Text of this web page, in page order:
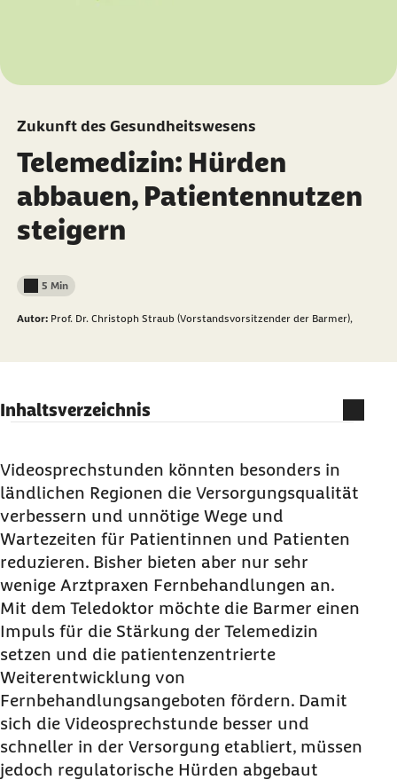
Zukunft des Gesundheitswesens
Telemedizin: Hürden
abbauen, Patientennutzen
steigern
Lesedauer weniger als
5 Min
Autor: Prof. Dr. Christoph Straub (Vorstandsvorsitzender der Barmer),
Inhaltsverzeichnis
Versorgungsqualität
Viel zu wenige Arztpraxen bieten eine
Fernbehandlung an
Der Teledoktor: Familiensprechstunde und
Hautarzt per Video
Regulatorische Hürden für die
Videosprechstunde abbauen
Videosprechstunden könnten besonders in
ländlichen Regionen die Versorgungsqualität
verbessern und unnötige Wege und
Wartezeiten für Patientinnen und Patienten
reduzieren. Bisher bieten aber nur sehr
wenige Arztpraxen Fernbehandlungen an.
Mit dem Teledoktor möchte die Barmer einen
Impuls für die Stärkung der Telemedizin
setzen und die patientenzentrierte
Weiterentwicklung von
Fernbehandlungsangeboten fördern. Damit
sich die Videosprechstunde besser und
schneller in der Versorgung etabliert, müssen
jedoch regulatorische Hürden abgebaut